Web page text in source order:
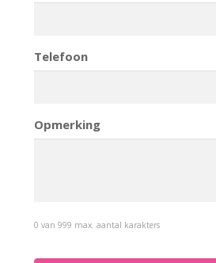
Telefoon
Opmerking
0 van 999 max. aantal karakters